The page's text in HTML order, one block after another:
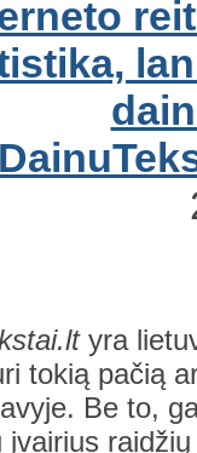
yra
tokią pačią
Be to,
įvairius